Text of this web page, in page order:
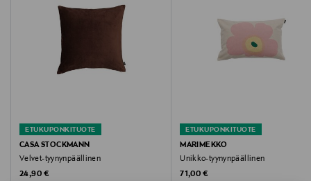
Hoito-ohjeet
Päällinen pestävä tuotteen hoito-ohjeiden mukaisesti.
Koko
50x50 CM
ETUKUPONKITUOTE
CASA STOCKMANN
Velvet-tyynynpäällinen
Original Price
24,90 €
ETUKUPONKITUOTE
MARIMEKKO
Unikko-tyynynpäällinen
Original Price
71,00 €